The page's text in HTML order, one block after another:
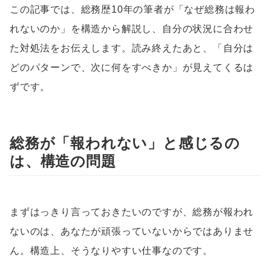
この記事では、総務歴10年の筆者が「なぜ総務は報わ
れないのか」を構造から解説し、自分の状況に合わせ
た対処法をお伝えします。読み終えたあと、「自分は
どのパターンで、次に何をすべきか」が見えてくるは
ずです。
総務が「報われない」と感じるの
は、構造の問題
まずはっきり言っておきたいのですが、総務が報われ
ないのは、あなたが頑張っていないからではありませ
ん。構造上、そうなりやすい仕事なのです。